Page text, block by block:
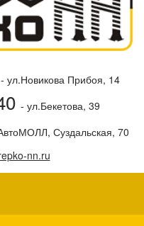
- ул.Новикова Прибоя, 14
- ул.Бекетова, 39
Суздальская, 70
nn.ru